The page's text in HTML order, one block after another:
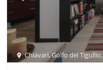
Chiavari,Golfo del Tigullio,